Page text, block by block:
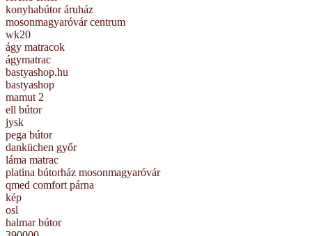
konyhabútor áruház
mosonmagyaróvár centrum
wk20
ágy matracok
ágymatrac
bastyashop.hu
bastyashop
mamut 2
ell bútor
jysk
pega bútor
danküchen győr
láma matrac
platina bútorház mosonmagyaróvár
qmed comfort párna
kép
osl
halmar bútor